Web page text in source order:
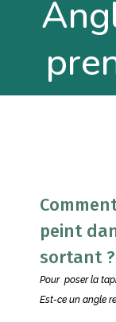
peint
sortant ?
Pour poser la
Est-ce un angle